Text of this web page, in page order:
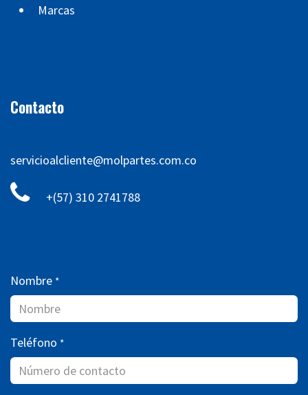
Marcas
Contacto
servicioalcliente@molpartes.com.co
+(57) 310 2741788
Nombre *
Teléfono *